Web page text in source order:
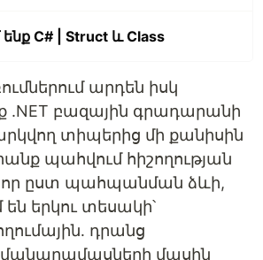
ենք C# | Struct և Class
արդեն իսկ
.NET բազային գրադարանի
տիպերից մի քանիսին
պահվում հիշողության
որ ըստ պահպանման ձևի,
են երկու տեսակի՝
դրանց
մասին